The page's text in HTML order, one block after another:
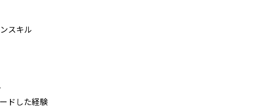
スキル
ドした経験